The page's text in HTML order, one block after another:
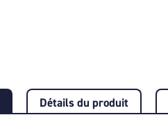
Détails du produit